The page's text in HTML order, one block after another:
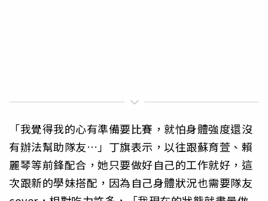
「我覺得我的心有準備要比賽，就怕身體強度還沒
有辦法幫助隊友…」丁旗表示，以往跟蘇育萱、賴
麗琴等前鋒配合，她只要做好自己的工作就好，這
次跟新的學妹搭配，因為自己身體狀況也需要隊友